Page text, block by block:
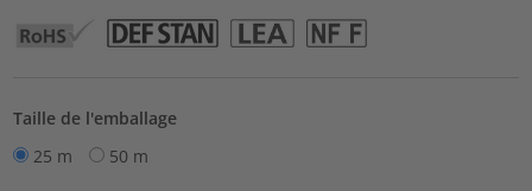
Taille de l'emballage
25 m
50 m